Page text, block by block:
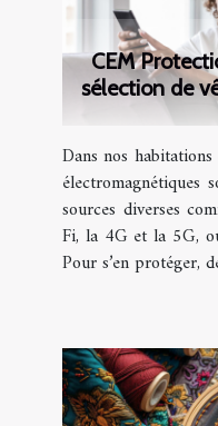
CEM
sélection de
Dans nos
électromagnétiques
sources diverses
Fi, la 4G et la 5G,
Pour s’en protéger,